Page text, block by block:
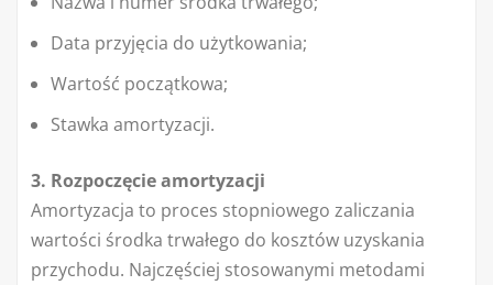
Data przyjęcia do użytkowania;
Wartość początkowa;
Stawka amortyzacji.
3. Rozpoczęcie amortyzacji
Amortyzacja to proces stopniowego zaliczania
wartości środka trwałego do kosztów uzyskania
przychodu. Najczęściej stosowanymi metodami